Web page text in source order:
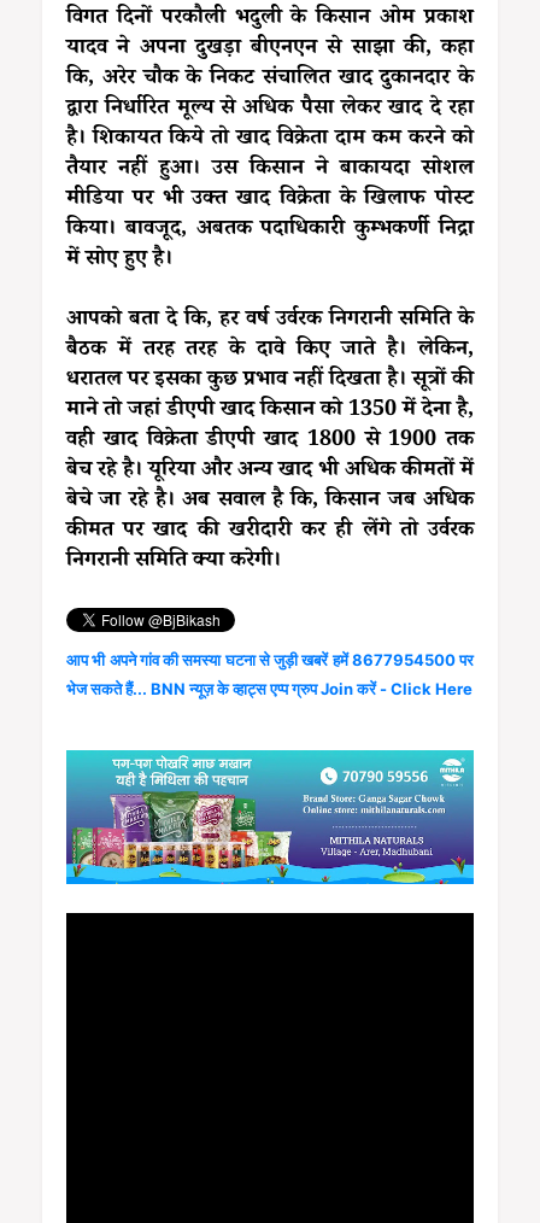
विगत दिनों परकौली भदुली के किसान ओम प्रकाश
यादव ने अपना दुखड़ा बीएनएन से साझा की, कहा
कि, अरेर चौक के निकट संचालित खाद दुकानदार के
द्वारा निर्धारित मूल्य से अधिक पैसा लेकर खाद दे रहा
है। शिकायत किये तो खाद विक्रेता दाम कम करने को
तैयार नहीं हुआ। उस किसान ने बाकायदा सोशल
मीडिया पर भी उक्त खाद विक्रेता के खिलाफ पोस्ट
किया। बावजूद, अबतक पदाधिकारी कुम्भकर्णी निद्रा
में सोए हुए है।
आपको बता दे कि, हर वर्ष उर्वरक निगरानी समिति के
बैठक में तरह तरह के दावे किए जाते है। लेकिन,
धरातल पर इसका कुछ प्रभाव नहीं दिखता है। सूत्रों की
माने तो जहां डीएपी खाद किसान को 1350 में देना है,
वही खाद विक्रेता डीएपी खाद 1800 से 1900 तक
बेच रहे है। यूरिया और अन्य खाद भी अधिक कीमतों में
बेचे जा रहे है। अब सवाल है कि, किसान जब अधिक
कीमत पर खाद की खरीदारी कर ही लेंगे तो उर्वरक
निगरानी समिति क्या करेगी।
आप भी अपने गांव की समस्या घटना से जुड़ी खबरें हमें 8677954500 पर
भेज सकते हैं... BNN न्यूज़ के व्हाट्स एप्प ग्रुप Join करें - Click Here